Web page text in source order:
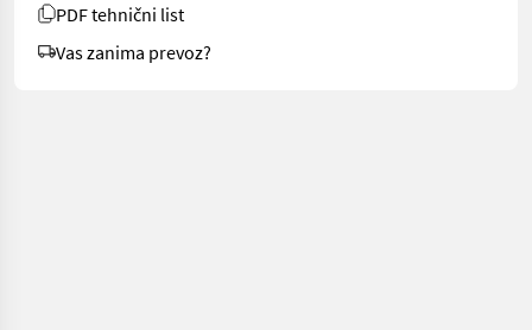
PDF tehnični list
Vas zanima prevoz?